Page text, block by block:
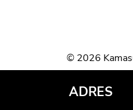
© 2026
ADRES